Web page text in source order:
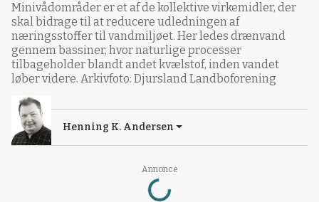
Annonce
Loading...
Minivådområder er et af de kollektive virkemidler, der
skal bidrage til at reducere udledningen af
næringsstoffer til vandmiljøet. Her ledes drænvand
gennem bassiner, hvor naturlige processer
tilbageholder blandt andet kvælstof, inden vandet
løber videre. Arkivfoto: Djursland Landboforening
Henning K. Andersen